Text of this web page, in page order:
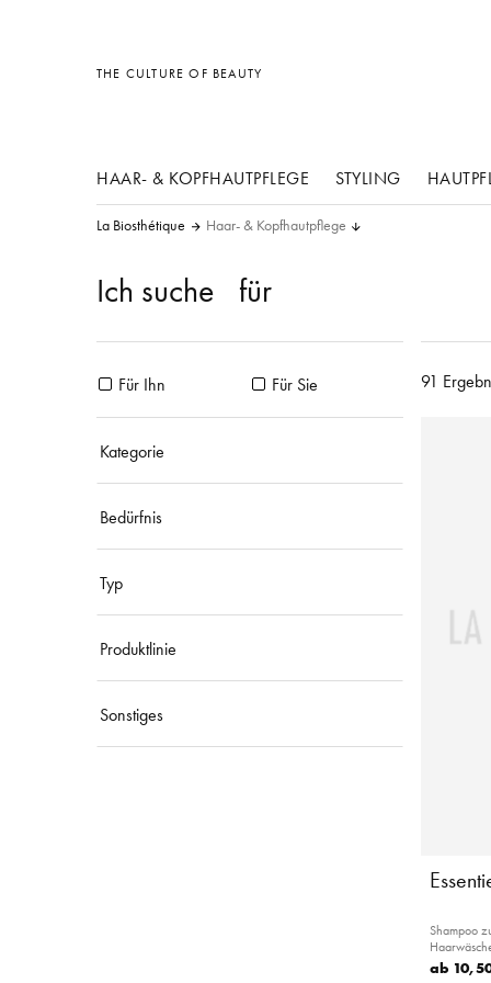
THE CULTURE OF BEAUTY
HAAR- & KOPFHAUTPFLEGE STYLING
Sonstiges
La Biosthétique Haar- & Kopfhautpflege
Ich suche für
Für Ihn Für Sie
Kategorie
Bedürfnis
Typ
Produktlinie
Sonstiges
91
Shampoo
ab